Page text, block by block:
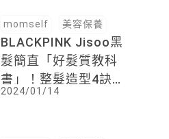
momself 美容保養
BLACKPINK Jisoo黑
髮簡直「好髮質教科
書」！整髮造型4訣竅
首度公開：髮長、髮根
2024/01/14